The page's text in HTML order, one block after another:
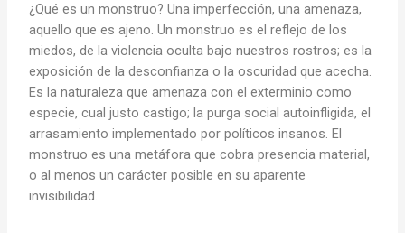
¿Qué es un monstruo? Una imperfección, una amenaza,
aquello que es ajeno. Un monstruo es el reflejo de los
miedos, de la violencia oculta bajo nuestros rostros; es la
exposición de la desconfianza o la oscuridad que acecha.
Es la naturaleza que amenaza con el exterminio como
especie, cual justo castigo; la purga social autoinfligida, el
arrasamiento implementado por políticos insanos. El
monstruo es una metáfora que cobra presencia material,
o al menos un carácter posible en su aparente
invisibilidad.